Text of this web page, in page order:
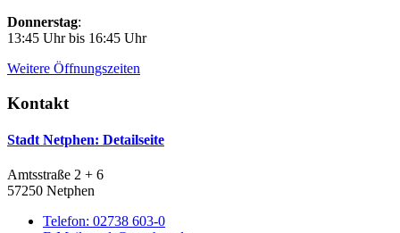
Donnerstag:
13:45 Uhr bis 16:45 Uhr
Weitere Öffnungszeiten
Kontakt
Stadt Netphen: Detailseite
Amtsstraße 2 + 6
57250 Netphen
Telefon: 02738 603-0